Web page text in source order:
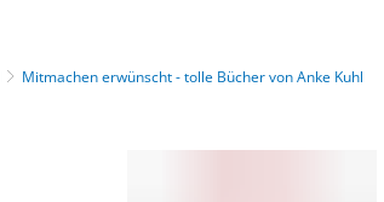
Mitmachen erwünscht - tolle Bücher von Anke Kuhl